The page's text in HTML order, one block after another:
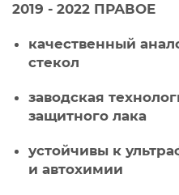
2019 - 2022 ПРАВОЕ
качественный
стекол
заводская
защитного лака
устойчивы к
и автохимии